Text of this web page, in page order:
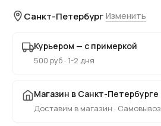
Санкт-Петербург Изменить
Курьером — с примеркой
500 руб · 1-2 дня
Магазин в Санкт-Петербурге
Доставим в магазин ·